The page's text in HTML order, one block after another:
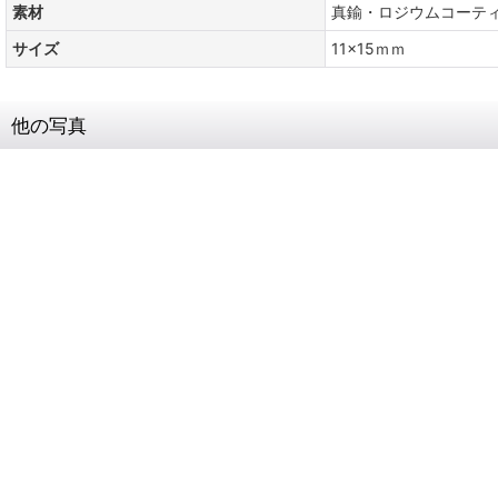
素材
真鍮・ロジウムコーテ
サイズ
11x15ｍｍ
他の写真